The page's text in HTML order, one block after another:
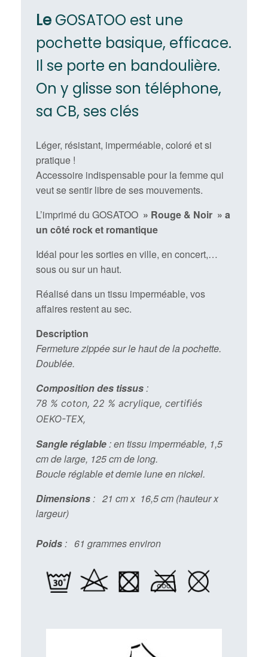
Le GOSATOO est une
pochette basique, efficace.
Il se porte en bandoulière.
On y glisse son téléphone,
sa CB, ses clés
Léger, résistant, imperméable, coloré et si
pratique !
Accessoire indispensable pour la femme qui
veut se sentir libre de ses mouvements.
L’imprimé du GOSATOO » Rouge & Noir » a
un côté rock et romantique
Idéal pour les sorties en ville, en concert,…
sous ou sur un haut.
Réalisé dans un tissu imperméable, vos
affaires restent au sec.
Description
Fermeture zippée sur le haut de la pochette.
Doublée.
Composition des tissus:
78 % coton, 22 % acrylique, certifiés
OEKO-TEX,
Sangle réglable: en tissu imperméable, 1,5
cm de large, 125 cm de long.
Boucle réglable et demie lune en nickel.
Dimensions: 21 cm x 16,5 cm (hauteur x
largeur)
Poids: 61 grammes environ